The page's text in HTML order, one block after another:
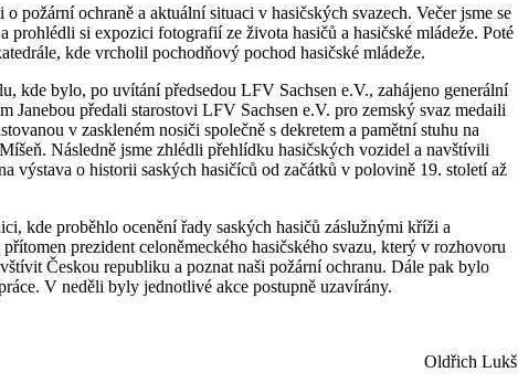
požární ochraně a aktuální situaci v hasičských svazech. Večer jsme se
prohlédli si expozici fotografií ze života hasičů a hasičské mládeže. Poté
kde vrcholil pochodňový pochod hasičské mládeže.
kde bylo, po uvítání předsedou LFV Sachsen e.V., zahájeno generální
Janebou předali starostovi LFV Sachsen e.V. pro zemský svaz medaili
v zaskleném nosiči společně s dekretem a pamětní stuhu na
Následně jsme zhlédli přehlídku hasičských vozidel a navštívili
výstava o historii saských hasičíců od začátků v polovině 19. století až
kde proběhlo ocenění řady saských hasičů záslužnými kříži a
prezident celoněmeckého hasičského svazu, který v rozhovoru
Českou republiku a poznat naši požární ochranu. Dále pak bylo
V neděli byly jednotlivé akce postupně uzavírány.
Oldřich Lukš